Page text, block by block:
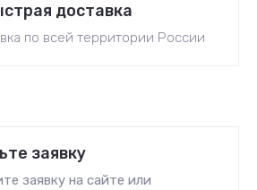
доставка
по всей территории России
заявку
заявку на сайте или